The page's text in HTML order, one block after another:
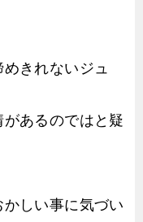
きれないジュ
あるのではと疑
しい事に気づい